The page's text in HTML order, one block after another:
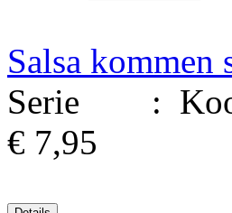
Salsa kommen
Serie :
€ 7,95